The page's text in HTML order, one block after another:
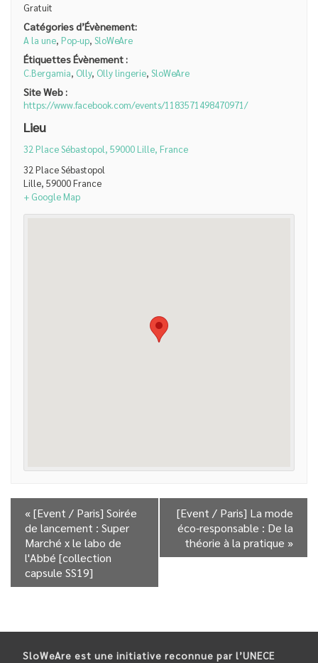
Gratuit
Catégories d’Évènement:
A la une, Pop-up, SloWeAre
Étiquettes Évènement :
C.Bergamia, Olly, Olly lingerie, SloWeAre
Site Web :
https://www.facebook.com/events/1183571498470971/
Lieu
32 Place Sébastopol, 59000 Lille, France
32 Place Sébastopol
Lille, 59000France
+ Google Map
«[Event / Paris] Soirée
de lancement : Super
Marché x le labo de
l'Abbé [collection
capsule SS19]
[Event / Paris] La mode
éco-responsable : De la
théorie à la pratique »
SloWeAre est une initiative reconnue par l’UNECE